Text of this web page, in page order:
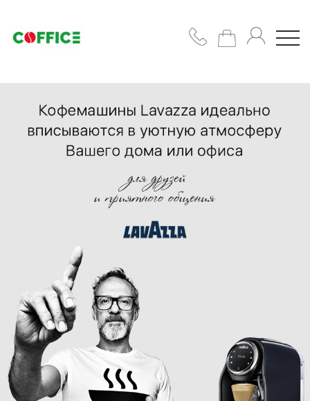
Кавомашини
Кава
Горнятка/
цукор/
Підібрати
рішення
Блог
Умови